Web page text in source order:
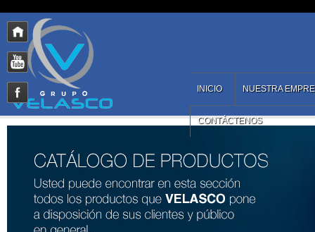
INICIO NUESTRA
CONTÁCTENOS